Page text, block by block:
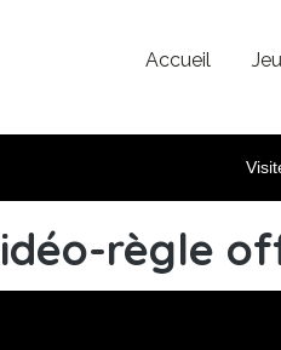
Accueil
règle